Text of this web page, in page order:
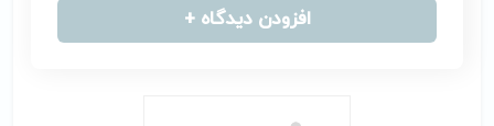
افزودن دیدگاه +